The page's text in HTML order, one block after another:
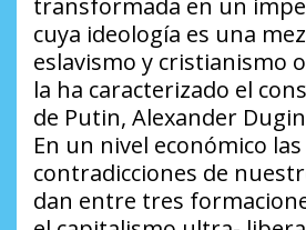
transformada en un
cuya ideología es una
eslavismo y cristianismo
la ha caracterizado el
de Putin, Alexander
En un nivel económico las
contradicciones de
dan entre tres